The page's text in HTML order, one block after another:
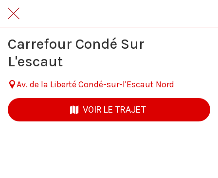
Carrefour Condé Sur
L'escaut
Av. de la Liberté Condé-sur-l'Escaut Nord
VOIR LE TRAJET